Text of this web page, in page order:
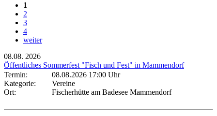
1
2
3
4
weiter
08.08. 2026
Öffentliches Sommerfest "Fisch und Fest" in Mammendorf
Termin:
08.08.2026 17:00 Uhr
Kategorie:
Vereine
Ort:
Fischerhütte am Badesee Mammendorf